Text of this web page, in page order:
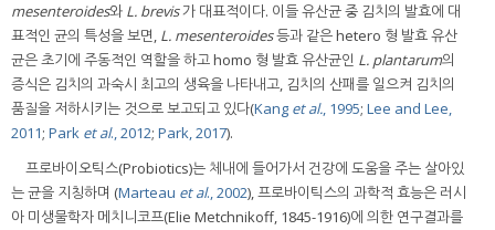
mesenteroides와 L. brevis가 대표적이다. 이들 유산균 중 김치의 발효에 대
표적인 균의 특성을 보면, L. mesenteroides등과 같은 hetero 형 발효 유산
균은 초기에 주동적인 역할을 하고 homo 형 발효 유산균인 L. plantarum의
증식은 김치의 과숙시 최고의 생육을 나타내고, 김치의 산패를 일으켜 김치의
품질을 저하시키는 것으로 보고되고 있다(Kang et al., 1995; Lee and Lee,
2011; Park et al., 2012; Park, 2017).
프로바이오틱스(Probiotics)는 체내에 들어가서 건강에 도움을 주는 살아있
는 균을 지칭하며 (Marteau et al., 2002), 프로바이틱스의 과학적 효능은 러시
아 미생물학자 메치니코프(Elie Metchnikoff, 1845-1916)에 의한 연구결과를